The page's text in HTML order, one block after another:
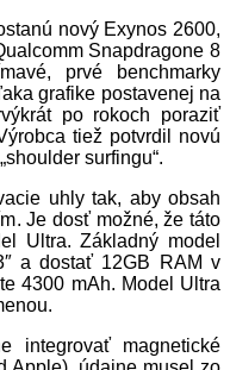
nový Exynos 2600,
Snapdragone 8
prvé benchmarky
grafike postavenej na
po rokoch poraziť
tiež potvrdil novú
surfingu“.
uhly tak, aby obsah
Je dosť možné, že táto
Ultra. Základný model
a dostať 12GB RAM v
4300 mAh. Model Ultra
integrovať magnetické